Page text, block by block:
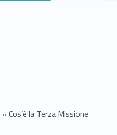
» Cos’è la Terza Missione